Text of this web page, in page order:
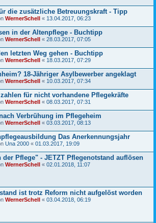
die zusätzliche Betreuungskraft - Tipp
WernerSchell « 13.04.2017, 06:23
in der Altenpflege - Buchtipp
WernerSchell « 28.03.2017, 07:05
letzten Weg gehen - Buchtipp
WernerSchell « 18.03.2017, 07:29
18-Jähriger Asylbewerber angeklagt
WernerSchell « 10.03.2017, 07:34
für nicht vorhandene Pflegekräfte
WernerSchell « 08.03.2017, 07:31
Verbrühung im Pflegeheim
WernerSchell « 03.03.2017, 08:13
Das Anerkennungsjahr
Una 2000 « 01.03.2017, 19:09
der Pflege" - JETZT Pflegenotstand auflösen
WernerSchell « 02.01.2018, 11:07
ist trotz Reform nicht aufgelöst worden
WernerSchell « 03.04.2018, 06:19